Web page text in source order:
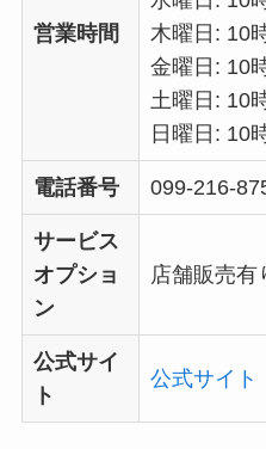
営業時間
木曜日: 10
金曜日: 10
土曜日: 10
日曜日: 10
電話番号 099-216-
サービス
オプショ
ン
店舗販売有
公式サイ
ト
公式サイト